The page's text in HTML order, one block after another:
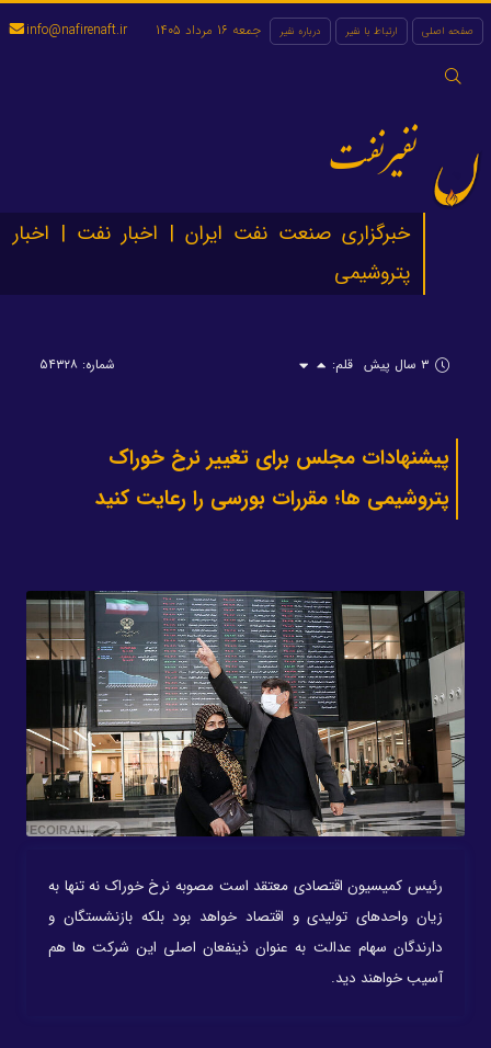
صفحه اصلی ارتباط با نفیر درباره نفیر
جستجو
جمعه 16 مرداد 1405 info@nafirenaft.ir
نفیرنفت
خبرگزاری صنعت نفت ایران | اخبار نفت | اخبار
پتروشیمی
۳ سال پیش قلم: شماره: ۵۴۳۲۸
پیشنهادات مجلس برای تغییر نرخ خوراک
پتروشیمی ها؛ مقررات بورسی را رعایت کنید
رئیس کمیسیون اقتصادی معتقد است مصوبه نرخ خوراک نه تنها به
زیان واحدهای تولیدی و اقتصاد خواهد بود بلکه بازنشستگان و
دارندگان سهام عدالت به عنوان ذینفعان اصلی این شرکت ها هم
آسیب خواهند دید.